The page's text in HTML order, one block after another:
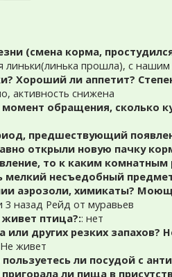
(смена корма,
линьки(линька прошла), с
Хороший ли аппетит?
активность снижена
обращения, сколько
предшествующий
открыли новую пачку
то к каким
мелкий несъедобный
аэрозоли, химикаты?
3 назад Рейд от муравьев
птица?:: нет
или других резких
живет
ли посудой с
ли пища в